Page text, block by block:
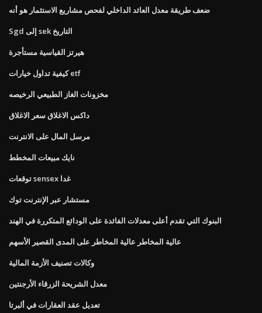
ضعف طريقة معدل العائد الداخلي لفحص مشاريع الاستثمار هو أنه
Sgd إلى sek التاريخ
هيرتز القياسية مستأجرة
كيفية تداول خيارات etf
مخزونات الغاز الطبيعي الرخيصه
داكس الاغلاق سعر الاغلاق
مرسل المال على الانترنت
نايك مبيعات المخطط
توقعات sensex غدا
مستشار عبر الإنترنت توك
البنوك التي تقدم أعلى معدلات الفائدة على الودائع المتكررة في الهند
عالية المخاطر عالية المخاطر على المدى القصير الأسهم
وكالات تصنيف الأزمة المالية
معدل الشريحة الزرقاء الأرجنتين
تعديل عقد العقارات في ألبرتا